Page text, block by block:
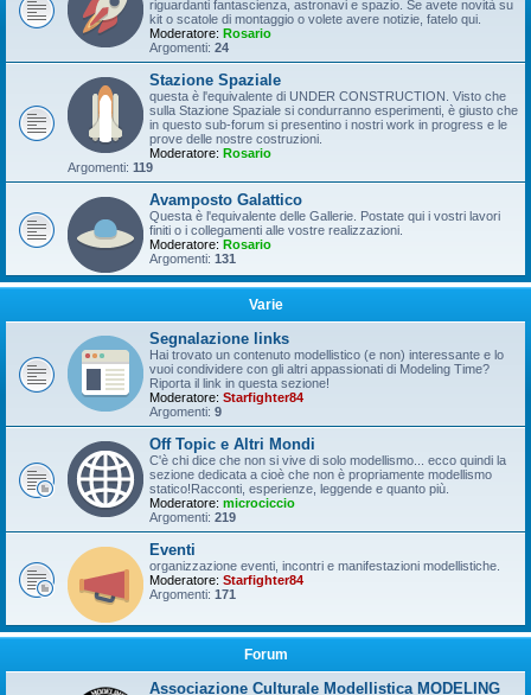
riguardanti fantascienza, astronavi e spazio. Se avete novità su
kit o scatole di montaggio o volete avere notizie, fatelo qui.
Moderatore: Rosario
Argomenti: 24
Stazione Spaziale
questa è l'equivalente di UNDER CONSTRUCTION. Visto che
sulla Stazione Spaziale si condurranno esperimenti, è giusto che
in questo sub-forum si presentino i nostri work in progress e le
prove delle nostre costruzioni.
Moderatore: Rosario
Argomenti: 119
Avamposto Galattico
Questa è l'equivalente delle Gallerie. Postate qui i vostri lavori
finiti o i collegamenti alle vostre realizzazioni.
Moderatore: Rosario
Argomenti: 131
Varie
Segnalazione links
Hai trovato un contenuto modellistico (e non) interessante e lo
vuoi condividere con gli altri appassionati di Modeling Time?
Riporta il link in questa sezione!
Moderatore: Starfighter84
Argomenti: 9
Off Topic e Altri Mondi
C'è chi dice che non si vive di solo modellismo... ecco quindi la
sezione dedicata a cioè che non è propriamente modellismo
statico!Racconti, esperienze, leggende e quanto più.
Moderatore: microciccio
Argomenti: 219
Eventi
organizzazione eventi, incontri e manifestazioni modellistiche.
Moderatore: Starfighter84
Argomenti: 171
Forum
Associazione Culturale Modellistica MODELING